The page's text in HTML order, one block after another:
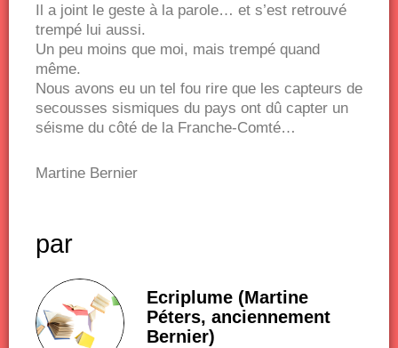
Il a joint le geste à la parole… et s’est retrouvé
trempé lui aussi.
Un peu moins que moi, mais trempé quand
même.
Nous avons eu un tel fou rire que les capteurs de
secousses sismiques du pays ont dû capter un
séisme du côté de la Franche-Comté…
Martine Bernier
par
Ecriplume (Martine
Péters, anciennement
Bernier)